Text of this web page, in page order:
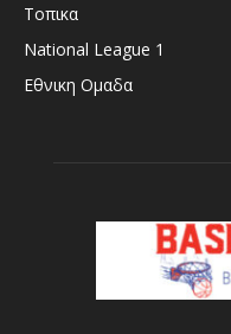
Τοπικα
National League 1
Εθνικη Ομαδα